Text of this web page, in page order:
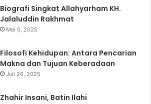
Biografi Singkat Allahyarham KH.
Jalaluddin Rakhmat
Mei 5, 2025
Filosofi Kehidupan: Antara Pencarian
Makna dan Tujuan Keberadaan
Juli 26, 2025
Zhahir Insani, Batin Ilahi